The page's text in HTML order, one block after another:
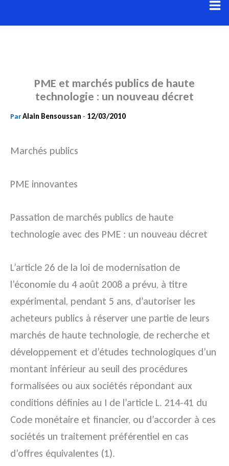
au
PME et marchés publics de haute
technologie : un nouveau décret
ParAlain Bensoussan - 12/03/2010
Marchés publics
PME innovantes
Passation de marchés publics de haute
technologie avec des PME : un nouveau décret
L’article 26 de la loi de modernisation de
l’économie du 4 août 2008 a prévu, à titre
expérimental, pendant 5 ans, d’autoriser les
acheteurs publics à réserver une partie de leurs
marchés de haute technologie, de recherche et
développement et d’études technologiques d’un
montant inférieur au seuil des procédures
formalisées ou aux sociétés répondant aux
conditions définies au I de l’article L. 214-41 du
Code monétaire et financier, ou d’accorder à ces
sociétés un traitement préférentiel en cas
d’offres équivalentes (1).